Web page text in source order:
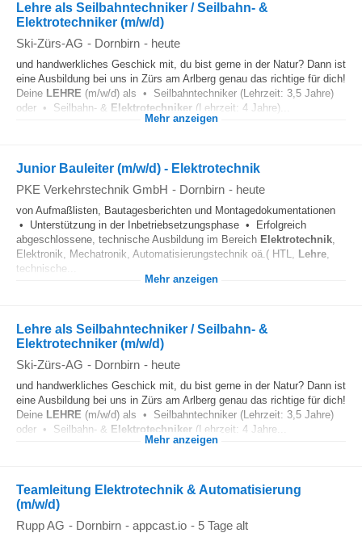
Lehre als Seilbahntechniker / Seilbahn- &
Elektrotechniker (m/w/d)
Ski-Zürs-AG - Dornbirn - heute
und handwerkliches Geschick mit, du bist gerne in der Natur? Dann ist
eine Ausbildung bei uns in Zürs am Arlberg genau das richtige für dich!
Deine LEHRE (m/w/d) als • Seilbahntechniker (Lehrzeit: 3,5 Jahre)
oder • Seilbahn- & Elektrotechniker (Lehrzeit: 4 Jahre)...
Mehr anzeigen
Junior Bauleiter (m/w/d) - Elektrotechnik
PKE Verkehrstechnik GmbH - Dornbirn - heute
von Aufmaßlisten, Bautagesberichten und Montagedokumentationen
• Unterstützung in der Inbetriebsetzungsphase • Erfolgreich
abgeschlossene, technische Ausbildung im Bereich Elektrotechnik,
Elektronik, Mechatronik, Automatisierungstechnik oä.( HTL, Lehre,
technische...
Mehr anzeigen
Lehre als Seilbahntechniker / Seilbahn- &
Elektrotechniker (m/w/d)
Ski-Zürs-AG - Dornbirn - heute
und handwerkliches Geschick mit, du bist gerne in der Natur? Dann ist
eine Ausbildung bei uns in Zürs am Arlberg genau das richtige für dich!
Deine LEHRE (m/w/d) als • Seilbahntechniker (Lehrzeit: 3,5 Jahre)
oder • Seilbahn- & Elektrotechniker (Lehrzeit: 4 Jahre...
Mehr anzeigen
Teamleitung Elektrotechnik & Automatisierung
(m/w/d)
Rupp AG - Dornbirn - appcast.io - 5 Tage alt